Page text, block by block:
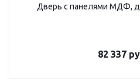
Дверь с панелями МДФ,
82 337